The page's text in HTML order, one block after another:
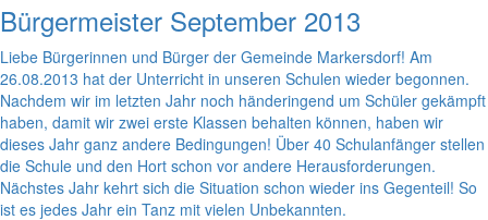
Bürgermeister September 2013
Liebe Bürgerinnen und Bürger der Gemeinde Markersdorf! Am
26.08.2013 hat der Unterricht in unseren Schulen wieder begonnen.
Nachdem wir im letzten Jahr noch händeringend um Schüler gekämpft
haben, damit wir zwei erste Klassen behalten können, haben wir
dieses Jahr ganz andere Bedingungen! Über 40 Schulanfänger stellen
die Schule und den Hort schon vor andere Herausforderungen.
Nächstes Jahr kehrt sich die Situation schon wieder ins Gegenteil! So
ist es jedes Jahr ein Tanz mit vielen Unbekannten.